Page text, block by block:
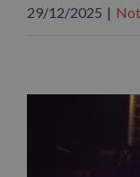
29/12/2025 |